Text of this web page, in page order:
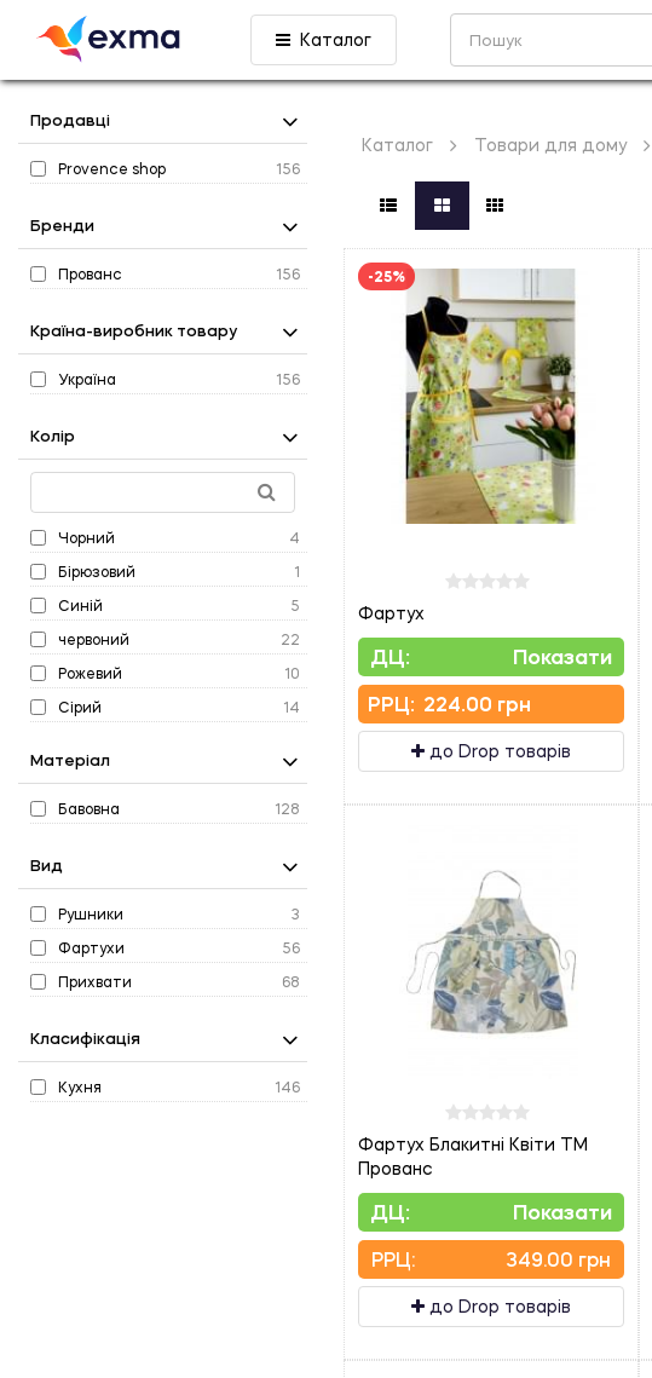
Каталог
Продавці
Provence shop 156
Бренди
Прованс 156
Країна-виробник товару
Україна 156
Колір
Чорний
4
Бірюзовий
1
Синій
5
червоний
22
Рожевий
10
Сірий
14
Білий
Зелений
13
Помаранчевий
Блакитний
3
Фіолетовий
5
Бордовий
2
Жовто-зелений
3
Бузковий
7
Матеріал
Бавовна 128
Вид
Рушники
3
Фартухи
56
Прихвати
68
Класифікація
Кухня 146
Каталог Товари для дому
-25%
Фартух
ДЦ: Показати
PPЦ: 224.00 грн
до Drop товарів
Фартух Блакитні Квіти ТМ
Прованс
ДЦ: Показати
PPЦ: 349.00 грн
до Drop товарів